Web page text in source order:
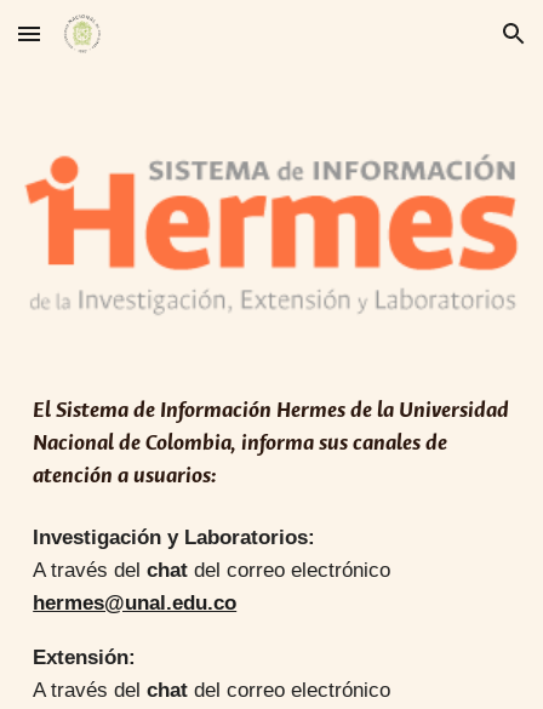
Skip to main content Skip to navigation
El Sistema de Información Hermes de la Universidad
Nacional de Colombia, informa sus canales de
atención a usuarios:
Investigación y Laboratorios:
A través delchat del correo electrónico
hermes@unal.edu.co
Extensión:
A través delchat del correo electrónico